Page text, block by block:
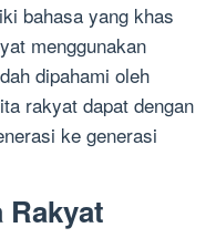
bahasa yang khas
menggunakan
dipahami oleh
rakyat dapat dengan
ke generasi
Rakyat